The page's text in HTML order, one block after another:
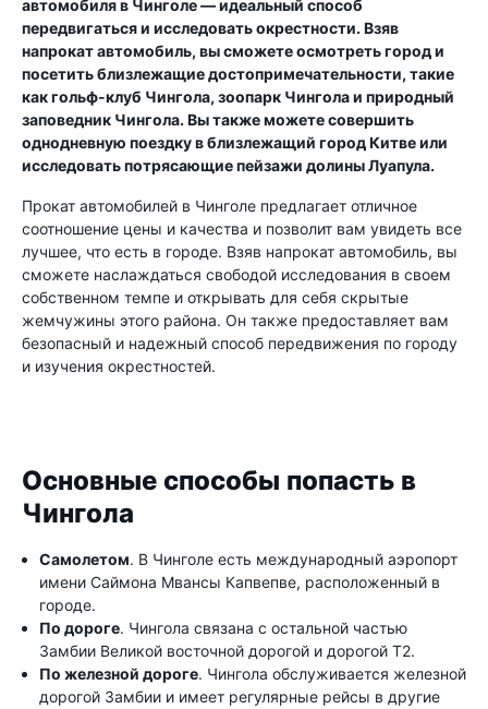
автомобиля в Чинголе — идеальный способ
передвигаться и исследовать окрестности. Взяв
напрокат автомобиль, вы сможете осмотреть город и
посетить близлежащие достопримечательности, такие
как гольф-клуб Чингола, зоопарк Чингола и природный
заповедник Чингола. Вы также можете совершить
однодневную поездку в близлежащий город Китве или
исследовать потрясающие пейзажи долины Луапула.
Прокат автомобилей в Чинголе предлагает отличное
соотношение цены и качества и позволит вам увидеть все
лучшее, что есть в городе. Взяв напрокат автомобиль, вы
сможете наслаждаться свободой исследования в своем
собственном темпе и открывать для себя скрытые
жемчужины этого района. Он также предоставляет вам
безопасный и надежный способ передвижения по городу
и изучения окрестностей.
Основные способы попасть в
Чингола
Самолетом. В Чинголе есть международный аэропорт
имени Саймона Мвансы Капвепве, расположенный в
городе.
По дороге. Чингола связана с остальной частью
Замбии Великой восточной дорогой и дорогой Т2.
По железной дороге. Чингола обслуживается железной
дорогой Замбии и имеет регулярные рейсы в другие